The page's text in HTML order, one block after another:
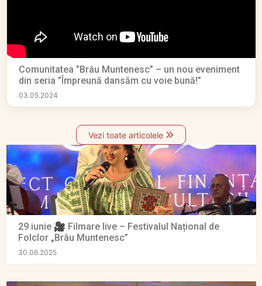
Comunitatea ”Brâu Muntenesc” – un nou eveniment
din seria ”Împreună dansăm cu voie bună!”
03.05.2024
Vezi toate articolele
29 iunie 🎥 Filmare live – Festivalul Național de
Folclor „Brâu Muntenesc”
30.06.2025